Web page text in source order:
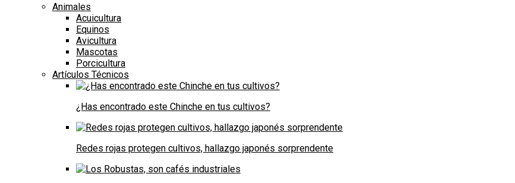
Animales
Acuicultura
Equinos
Avicultura
Mascotas
Porcicultura
Artículos Técnicos
¿Has encontrado este Chinche en tus cultivos?
Redes rojas protegen cultivos, hallazgo japonés sorprendente